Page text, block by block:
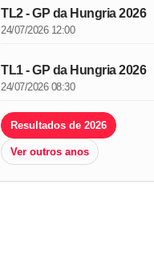
TL2 - GP da Hungria 2026
24/07/2026 12:00
TL1 - GP da Hungria 2026
24/07/2026 08:30
Resultados de 2026
Ver outros anos